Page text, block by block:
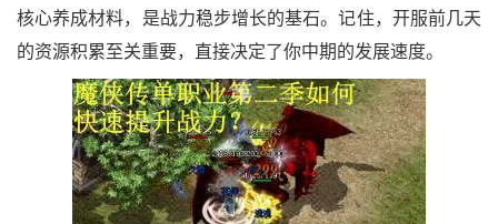
核心养成材料，是战力稳步增长的基石。记住，开服前几天
的资源积累至关重要，直接决定了你中期的发展速度。